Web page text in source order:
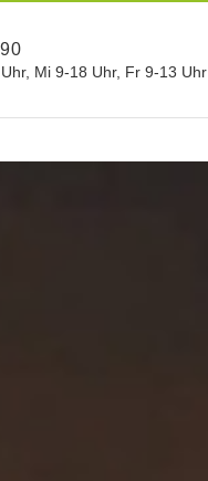
Mi 9-18 Uhr, Fr 9-13 Uhr